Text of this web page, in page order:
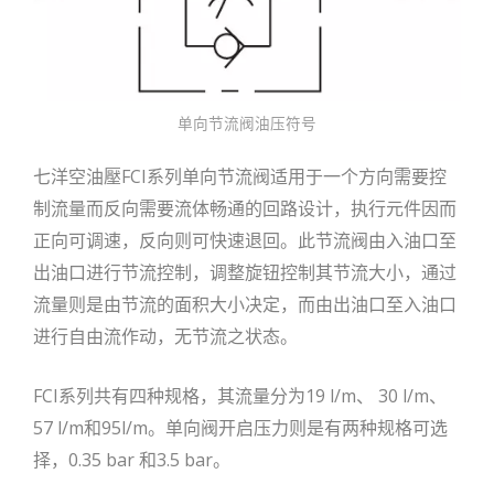
单向节流阀油压符号
七洋空油壓FCI系列单向节流阀适用于一个方向需要控
制流量而反向需要流体畅通的回路设计，执行元件因而
正向可调速，反向则可快速退回。此节流阀由入油口至
出油口进行节流控制，调整旋钮控制其节流大小，通过
流量则是由节流的面积大小决定，而由出油口至入油口
进行自由流作动，无节流之状态。
FCI系列共有四种规格，其流量分为19 l/m、 30 l/m、
57 l/m和95l/m。单向阀开启压力则是有两种规格可选
择，0.35 bar 和3.5 bar。